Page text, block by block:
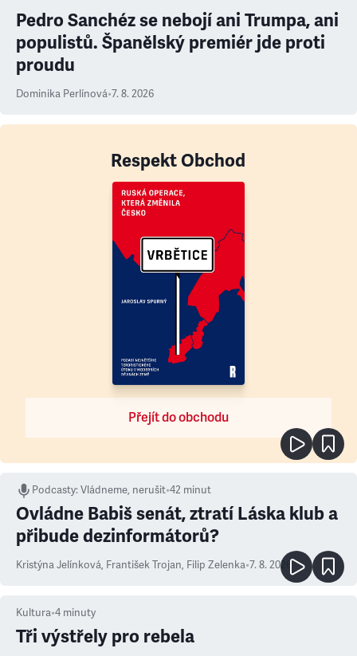
Pedro Sanchéz se nebojí ani Trumpa, ani
populistů. Španělský premiér jde proti
proudu
Dominika Perlínová•7. 8. 2026
Respekt Obchod
Přejít do obchodu
Podcasty:Vládneme, nerušit•42 minut
Ovládne Babiš senát, ztratí Láska klub a
přibude dezinformátorů?
Kristýna Jelínková, František Trojan, Filip Zelenka•7. 8. 2026
Kultura•4 minuty
Tři výstřely pro rebela